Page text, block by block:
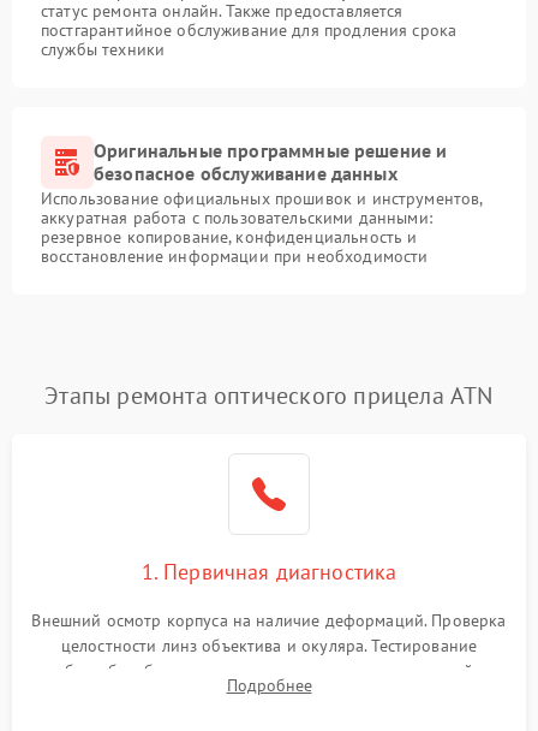
статус ремонта онлайн. Также предоставляется
постгарантийное обслуживание для продления срока
службы техники
Оригинальные программные решение и
безопасное обслуживание данных
Использование официальных прошивок и инструментов,
аккуратная работа с пользовательскими данными:
резервное копирование, конфиденциальность и
восстановление информации при необходимости
Этапы ремонта оптического прицела ATN
1. Первичная диагностика
Внешний осмотр корпуса на наличие деформаций. Проверка
целостности линз объектива и окуляра. Тестирование
работы барабанчиков ввода поправок, кольца отстройки
параллакса и зума. Выявление сколов, внутренних
Подробнее